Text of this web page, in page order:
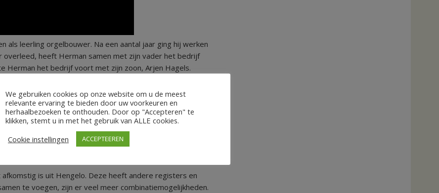
als leerling orgelbouwer. Na een aantal jaar ging hij werken
overleed, heeft Herman samen met zijn vader het bedrijf
Herman het bedrijf voort met zijn zoon, Arjen Hagels.
de Immanuëlkerk gebouwd en tot nu toe is er weinig aan
nodig. “Als je in je kamer tweeënveertig jaar
vertelt Herman. “En zo is het met dit orgel eigenlijk ook.”
is uit Hengelo. Deze heeft andere registers en
te voegen, zijn er veel meer combinatiemogelijkheden.
We gebruiken cookies op onze website om u de meest
relevante ervaring te bieden door uw voorkeuren en
herhaalbezoeken te onthouden. Door op "Accepteren" te
klikken, stemt u in met het gebruik van ALLE cookies.
Cookie instellingen
ACCEPTEEREN